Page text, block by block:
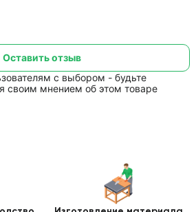
с выбором - будьте
своим мнением об этом товаре
Оставить отзыв